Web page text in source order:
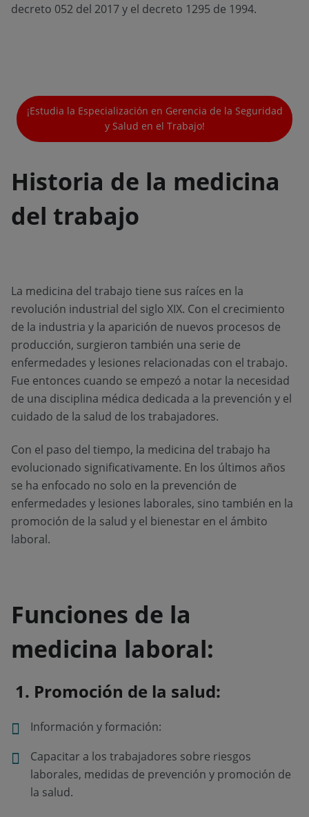
decreto 052 del 2017 y el decreto 1295 de 1994.
¡Estudia la Especialización en Gerencia de la Seguridad
y Salud en el Trabajo!
Historia de la medicina
del trabajo
La medicina del trabajo tiene sus raíces en la
revolución industrial del siglo XIX. Con el crecimiento
de la industria y la aparición de nuevos procesos de
producción, surgieron también una serie de
enfermedades y lesiones relacionadas con el trabajo.
Fue entonces cuando se empezó a notar la necesidad
de una disciplina médica dedicada a la prevención y el
cuidado de la salud de los trabajadores.
Con el paso del tiempo, la medicina del trabajo ha
evolucionado significativamente. En los últimos años
se ha enfocado no solo en la prevención de
enfermedades y lesiones laborales, sino también en la
promoción de la salud y el bienestar en el ámbito
laboral.
Funciones de la
medicina laboral:
1. Promoción de la salud:
Información y formación:
Capacitar a los trabajadores sobre riesgos
laborales, medidas de prevención y promoción de
la salud.